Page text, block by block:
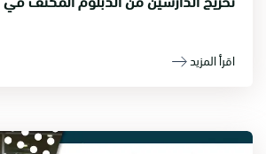
اقرأ المزيد